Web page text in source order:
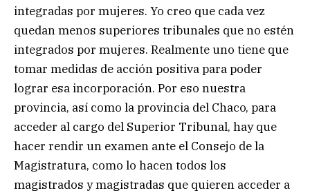
integradas por mujeres. Yo creo que cada vez
quedan menos superiores tribunales que no estén
integrados por mujeres. Realmente uno tiene que
tomar medidas de acción positiva para poder
lograr esa incorporación. Por eso nuestra
provincia, así como la provincia del Chaco, para
acceder al cargo del Superior Tribunal, hay que
hacer rendir un examen ante el Consejo de la
Magistratura, como lo hacen todos los
magistrados y magistradas que quieren acceder a